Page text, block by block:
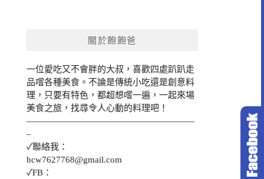
關於飽飽爸
一位愛吃又不會胖的大叔，喜歡四處趴趴走
品嚐各種美食。不論是傳統小吃還是創意料
理，只要有特色，都超想嚐一遍，一起來場
美食之旅，找尋令人心動的料理吧！
———————————————————
–
✓聯絡我：
hcw7627768@gmail.com
✓FB：